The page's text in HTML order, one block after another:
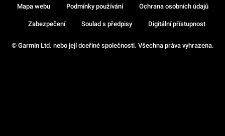
© Garmin Ltd. nebo její dceřiné společnosti. Všechna práva vyhrazena.
Mapa webu Podmínky používání Ochrana osobních údajů
Zabezpečení Soulad s předpisy Digitální přístupnost